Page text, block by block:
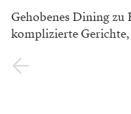
Gehobenes Dining
komplizierte